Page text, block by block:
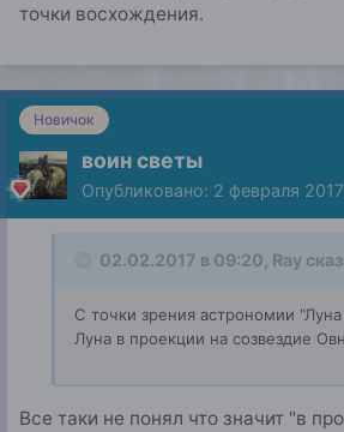
точки восхождения.
Новичок
воин светы
Опубликовано: 2 февраля 2017
02.02.2017 в 09:20, Ray
С точки зрения астрономии
Луна в проекции на созвездие
Все таки не понял что значит "в